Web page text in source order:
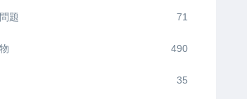
題 71
490
35